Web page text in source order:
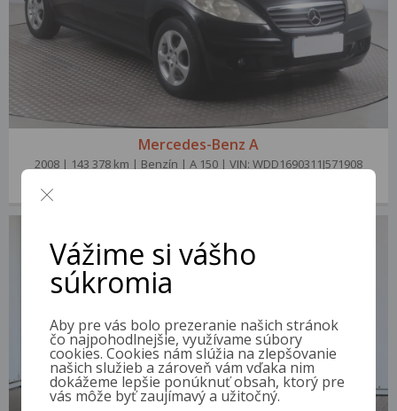
Mercedes-Benz A
2008 | 143 378 km | Benzín | A 150 | VIN: WDD1690311J571908
Vážime si vášho
súkromia
Aby pre vás bolo prezeranie našich stránok
čo najpohodlnejšie, využívame súbory
cookies. Cookies nám slúžia na zlepšovanie
našich služieb a zároveň vám vďaka nim
dokážeme lepšie ponúknuť obsah, ktorý pre
vás môže byť zaujímavý a užitočný.